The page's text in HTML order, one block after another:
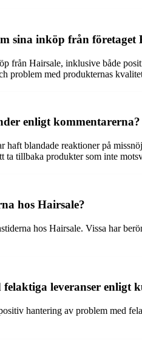
sina inköp från företaget
från Hairsale, inklusive både
problem med produkternas
enligt kommentarerna?
blandade reaktioner på
ta tillbaka produkter som inte
hos Hairsale?
hos Hairsale. Vissa har
leveranser enligt
hantering av problem med